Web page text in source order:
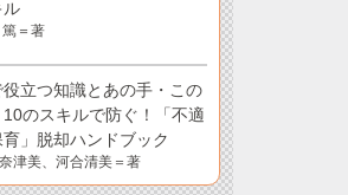
ル
＝著
役立つ知識とあの手・この
のスキルで防ぐ！「不適
」脱却ハンドブック
津美、河合清美＝著